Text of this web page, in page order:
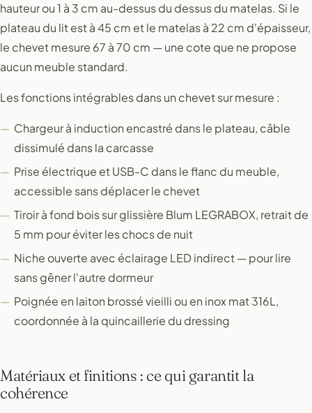
hauteur ou 1 à 3 cm au-dessus du dessus du matelas. Si le
plateau du lit est à 45 cm et le matelas à 22 cm d'épaisseur,
le chevet mesure 67 à 70 cm — une cote que ne propose
aucun meuble standard.
Les fonctions intégrables dans un chevet sur mesure :
Chargeur à induction encastré dans le plateau, câble
dissimulé dans la carcasse
Prise électrique et USB-C dans le flanc du meuble,
accessible sans déplacer le chevet
Tiroir à fond bois sur glissière Blum LEGRABOX, retrait de
5 mm pour éviter les chocs de nuit
Niche ouverte avec éclairage LED indirect — pour lire
sans gêner l'autre dormeur
Poignée en laiton brossé vieilli ou en inox mat 316L,
coordonnée à la quincaillerie du dressing
Matériaux et finitions : ce qui garantit la
cohérence